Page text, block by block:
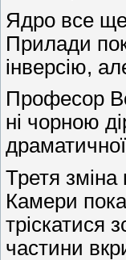
Ядро все ще
Прилади
інверсію,
Професор
ні чорною
Третя
Камери
тріскатися
частини